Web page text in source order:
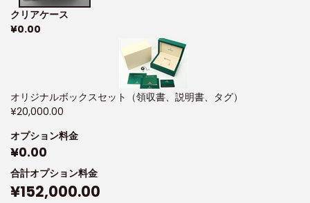
クリアケース
¥0.00
オリジナルボックスセット（領収書、説明書、タグ）
¥20,000.00
オプション料金
¥0.00
合計オプション料金
¥152,000.00